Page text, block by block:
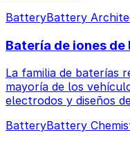
BatteryBattery
Batería de iones
La familia de baterías
mayoría de los
electrodos y diseños
BatteryBattery